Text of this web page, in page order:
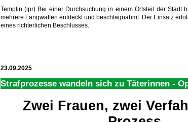
Templin (ipr) Bei einer Durchsuchung in einem Ortsteil der Stadt
mehrere Langwaffen entdeckt und beschlagnahmt. Der Einsatz
eines richterlichen Beschlusses.
23.09.2025
Strafprozesse wandeln sich zu Täterinnen -
Zwei Frauen, zwei